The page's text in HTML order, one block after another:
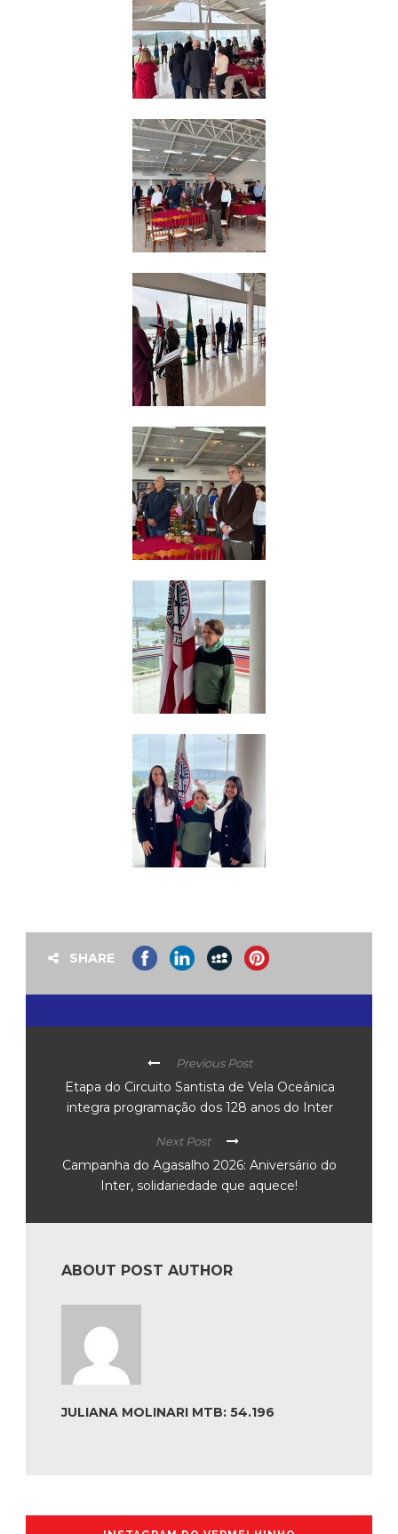
SHARE
Previous Post
Etapa do Circuito Santista de Vela Oceânica
integra programação dos 128 anos do Inter
Next Post
Campanha do Agasalho 2026: Aniversário do
Inter, solidariedade que aquece!
ABOUT POST AUTHOR
JULIANA MOLINARI MTB: 54.196